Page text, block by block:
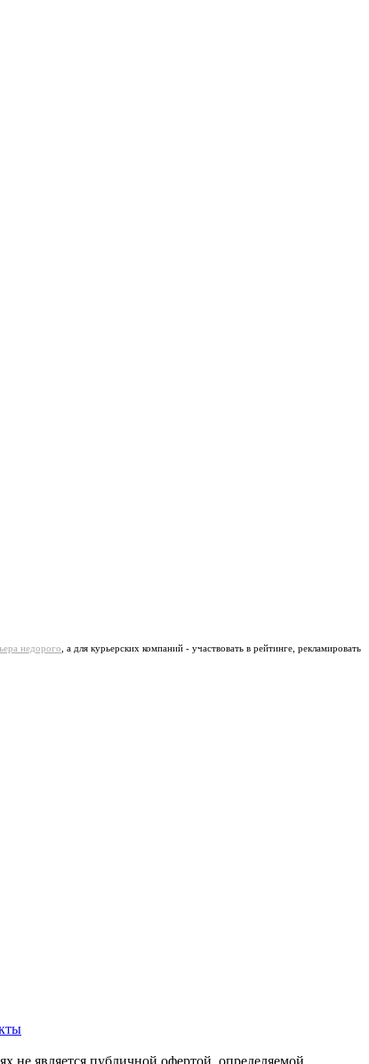
недорого , а для курьерских компаний - участвовать в рейтинге, рекламировать